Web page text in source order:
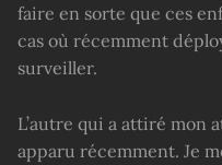
faire en sorte que ces
cas où récemment
surveiller.
L’autre qui a attiré mon
apparu récemment. Je